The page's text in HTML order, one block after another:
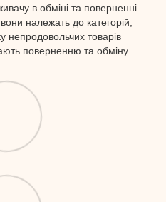
в обміні та поверненні
належать до категорій,
непродовольчих товарів
поверненню та обміну.